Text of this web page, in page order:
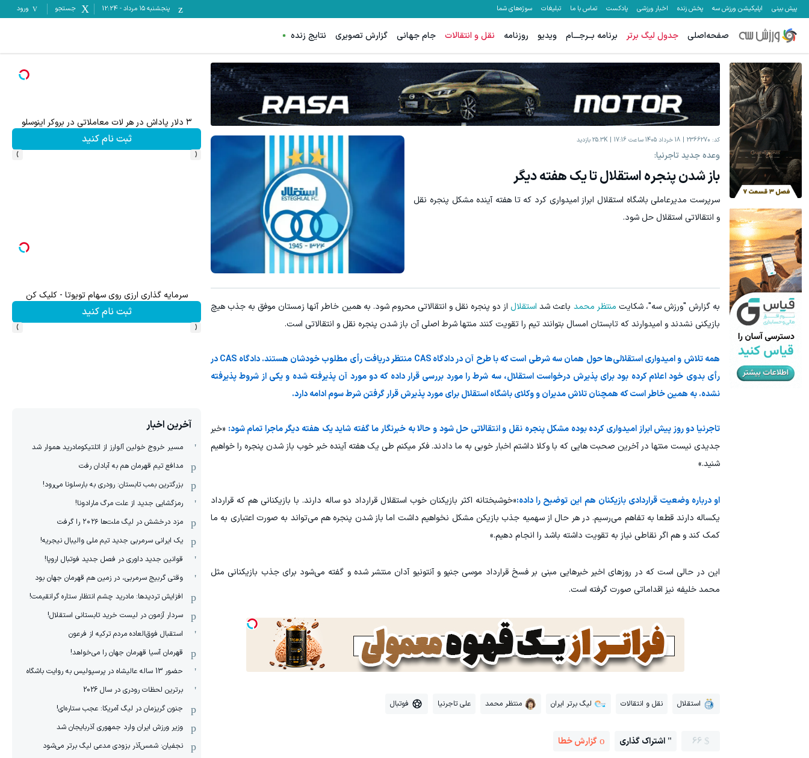
پیش بینی اپلیکیشن ورزش سه پخش زنده اخبار ورزشی پادکست تماس با ما تبلیغات سوژه‌های شما پنجشنبه ۱۵ مرداد -
12:24 جستجو ورود
صفحه‌اصلی جدول لیگ برتر برنامه بــرجـــام ویدیو روزنامه نقل و انتقالات جام جهانی گزارش تصویری نتایج زنده
کد: 2366270 18 خرداد 1405 ساعت 17:16 25.3K بازدید
وعده جدید تاجرنیا:
باز شدن پنجره استقلال تا یک هفته دیگر
سرپرست مدیرعاملی باشگاه استقلال ابراز امیدواری کرد که تا هفته آینده مشکل پنجره نقل
و انتقالاتی استقلال حل شود.
به گزارش "ورزش سه"، شکایت منتظر محمد باعث شد استقلال از دو پنجره نقل و انتقالاتی محروم شود. به همین خاطر آنها زمستان موفق به جذب هیچ
بازیکنی نشدند و امیدوارند که تابستان امسال بتوانند تیم را تقویت کنند منتها شرط اصلی آن باز شدن پنجره نقل و انتقالاتی است.
همه تلاش و امیدواری استقلالی‌ها حول همان سه شرطی است که با طرح آن در دادگاه CAS منتظر دریافت رأی مطلوب خودشان هستند. دادگاه CAS در
رأی بدوی خود اعلام کرده بود برای پذیرش درخواست استقلال، سه شرط را مورد بررسی قرار داده که دو مورد آن پذیرفته شده و یکی از شروط پذیرفته
نشده. به همین خاطر است که همچنان تلاش مدیران و وکلای باشگاه استقلال برای مورد پذیرش قرار گرفتن شرط سوم ادامه دارد.
تاجرنیا دو روز پیش ابراز امیدواری کرده بوده مشکل پنجره نقل و انتقالاتی حل شود و حالا به خبرنگار ما گفته شاید یک هفته دیگر ماجرا تمام شود: «خبر
جدیدی نیست منتها در آخرین صحبت هایی که با وکلا داشتم اخبار خوبی به ما دادند. فکر میکنم طی یک هفته آینده خبر خوب باز شدن پنجره را خواهیم
شنید.»
او درباره وضعیت قراردادی بازیکنان هم این توضیح را داده:«خوشبختانه اکثر بازیکنان خوب استقلال قرارداد دو ساله دارند. با بازیکنانی هم که قرارداد
یکساله دارند قطعا به تفاهم می‌رسیم. در هر حال از سهمیه جذب بازیکن مشکل نخواهیم داشت اما باز شدن پنجره هم می‌تواند به صورت اعتباری به ما
کمک کند و هم اگر نقاطی نیاز به تقویت داشته باشد را انجام دهیم.»
این در حالی است که در روزهای اخیر خبرهایی مبنی بر فسخ قرارداد موسی جنپو و آنتونیو آدان منتشر شده و گفته می‌شود برای جذب بازیکنانی مثل
محمد خلیفه نیز اقداماتی صورت گرفته است.
استقلال نقل و انتقالات لیگ برتر ایران منتظر محمد علی تاجرنیا فوتبال
66 اشتراک گذاری گزارش خطا
۳ دلار پاداش در هر لات معاملاتی در بروکر اینوسلو
ثبت نام کنید
‹
›
سرمایه گذاری ارزی روی سهام تویوتا - کلیک کن
ثبت نام کنید
‹
›
آخرین اخبار
مسیر خروج خولین آلوارز از اتلتیکومادرید هموار شد
مدافع تیم قهرمان هم به آبادان رفت
بزرگترین بمب تابستان: رودری به بارسلونا می‌رود!
رمزگشایی جدید از علت مرگ مارادونا!
مزد درخشش در لیگ ملت‌ها ٢٠٢۶ را گرفت
یک ایرانی سرمربی جدید تیم ملی والیبال نیجریه!
قوانین جدید داوری در فصل جدید فوتبال اروپا!
وقتی گربیج سرمربی، در زمین هم قهرمان جهان بود
افزایش تردیدها: مادرید چشم انتظار ستاره گرانقیمت!
سردار آزمون در لیست خرید تابستانی استقلال!
استقبال فوق‌‌العاده مردم ترکیه از فرعون
قهرمان آسیا قهرمان جهان را می‌خواهد!
حضور 13 ساله عالیشاه در پرسپولیس به روایت باشگاه
برترین لحظات رودری در سال 2026
جنون گریزمان در لیگ آمریکا: عجب ستاره‌ای!
وزیر ورزش ایران وارد جمهوری آذربایجان شد
نجفیان: شمس‌آذر بزودی مدعی لیگ برتر می‌شود